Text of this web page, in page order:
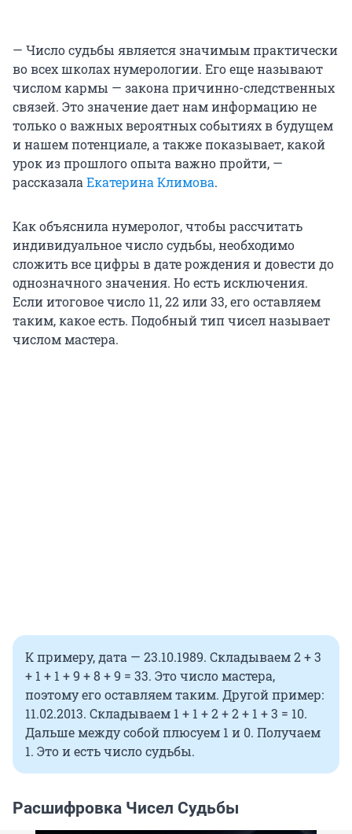
— Число судьбы является значимым практически
во всех школах нумерологии. Его еще называют
числом кармы — закона причинно-следственных
связей. Это значение дает нам информацию не
только о важных вероятных событиях в будущем
и нашем потенциале, а также показывает, какой
урок из прошлого опыта важно пройти, —
рассказалаЕкатерина Климова.
Как объяснила нумеролог, чтобы рассчитать
индивидуальное число судьбы, необходимо
сложить все цифры в дате рождения и довести до
однозначного значения. Но есть исключения.
Если итоговое число 11, 22 или 33, его оставляем
таким, какое есть. Подобный тип чисел называет
числом мастера.
К примеру, дата — 23.10.1989. Складываем 2 + 3
+ 1 + 1 + 9 + 8 + 9 = 33. Это число мастера,
поэтому его оставляем таким. Другой пример:
11.02.2013. Складываем 1 + 1 + 2 + 2 + 1 + 3 = 10.
Дальше между собой плюсуем 1 и 0. Получаем
1. Это и есть число судьбы.
Расшифровка Чисел Судьбы